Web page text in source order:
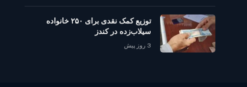
توزیع کمک نقدی برای ۲۵۰ خانواده
سیلاب‌زده در کندز
3 روز پیش